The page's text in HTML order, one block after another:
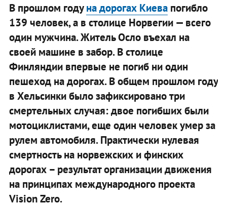
В прошлом годуна дорогах Киевапогибло
139 человек, а в столице Норвегии — всего
один мужчина. Житель Осло въехал на
своей машине в забор. В столице
Финляндии впервые не погиб ни один
пешеход на дорогах. В общем прошлом году
в Хельсинки было зафиксировано три
смертельных случая: двое погибших были
мотоциклистами, еще один человек умер за
рулем автомобиля. Практически нулевая
смертность на норвежских и финских
дорогах – результат организации движения
на принципах международного проекта
Vision Zero.